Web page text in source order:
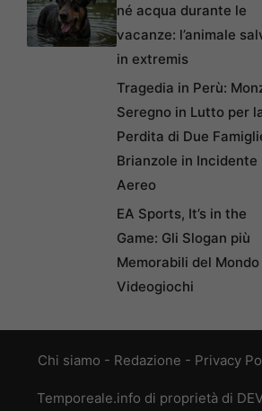
né acqua durante le
vacanze: l’animale
in extremis
Tragedia in Perù:
Seregno in Lutto per
Perdita di Due
Brianzole in Incidente
Aereo
EA Sports, It’s in the
Game: Gli Slogan più
Memorabili del Mondo
Videogiochi
Chi siamo - Redazione - Privacy
Temporeale.info di proprietà di